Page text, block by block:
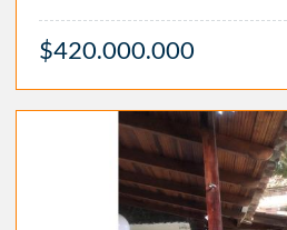
$420.000.000